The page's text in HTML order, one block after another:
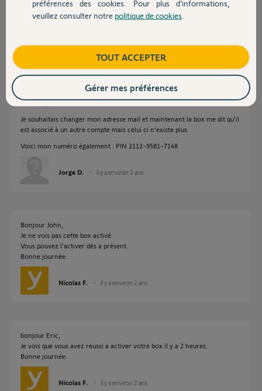
Contact
Pin 2112-3589-3356
Merci par avance.
Bonjour, j’ai le même problème.
Je souhaitais changer mon adresse mail et maintenant la box me dit qu’il
est associé à un autre compte mais celui ci n’existe plus.
Voici mon numéro également : PIN 2112-9581-7148
Jorge D. il y a environ 2 ans
Bonjour John,
Je ne vois pas cette box activé.
Vous pouvez l'activer dés a présent.
Bonne journée.
Nicolas F. il y a environ 2 ans
bonjour Eric,
Je vois que vous avez reussi a activer votre box il y a 2 heures.
Bonne journée.
Nicolas F. il y a environ 2 ans
préférences des cookies. Pour plus d’informations,
veuillez consulter notre politique de cookies
TOUT ACCEPTER
Gérer mes préférences